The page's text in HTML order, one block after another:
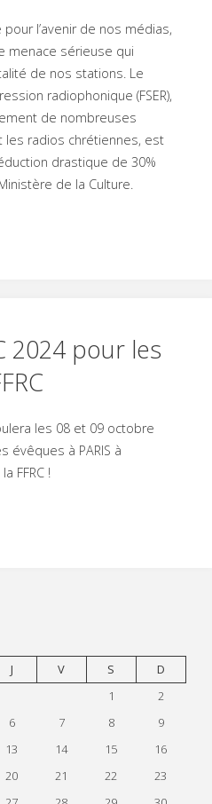
l’avenir de nos médias,
menace sérieuse qui
de nos stations. Le
radiophonique (FSER),
de nombreuses
les radios chrétiennes, est
drastique de 30%
de la Culture.
2024 pour les
les 08 et 09 octobre
évêques à PARIS à
FFRC !
J V S
D
1
2
6 7 8
9
13 14 15
16
20 21 22
23